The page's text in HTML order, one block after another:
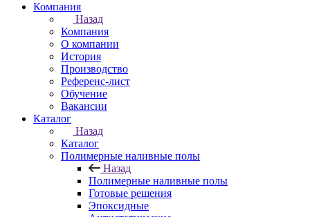
Компания
Назад
Компания
О компании
История
Производство
Референс-лист
Обучение
Вакансии
Каталог
Назад
Каталог
Полимерные наливные полы
Назад
Полимерные наливные полы
Готовые решения
Эпоксидные